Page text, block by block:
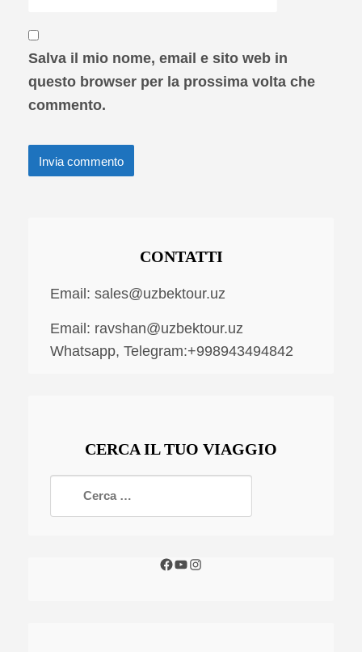
Salva il mio nome, email e sito web in
questo browser per la prossima volta che
commento.
CONTATTI
Email: sales@uzbektour.uz
Email: ravshan@uzbektour.uz
Whatsapp, Telegram:+998943494842
CERCA IL TUO VIAGGIO